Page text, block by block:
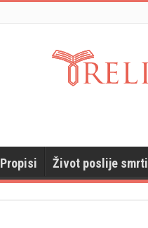
Propisi Život poslije smrti